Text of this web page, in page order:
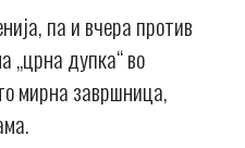
па и вчера против
„црна дупка“ во
мирна завршница,